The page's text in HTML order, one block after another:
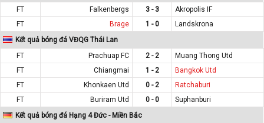
FT Falkenbergs 3 - 3
Akropolis IF
FT
Brage 1 - 0
Landskrona
Kết quả bóng đá VĐQG Thái Lan
FT
Prachuap FC 2 - 2
Muang Thong Utd
FT
Chiangmai 1 - 2
Bangkok Utd
FT
Khonkaen Utd 0 - 2
Ratchaburi
FT
Buriram Utd 0 - 0
Suphanburi
Kết quả bóng đá Hạng 4 Đức - Miền Bắc